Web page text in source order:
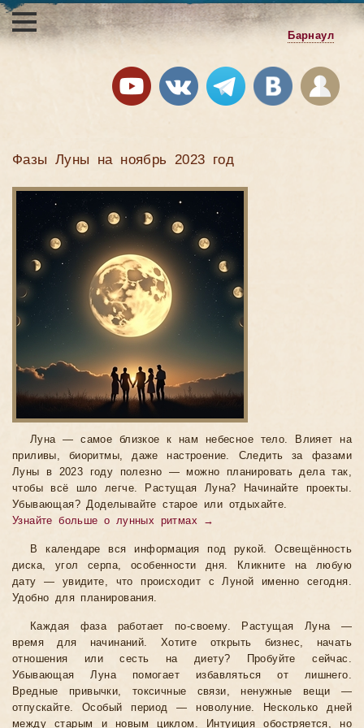
Барнаул
Фазы Луны на ноябрь 2023 год
Луна — самое близкое к нам небесное тело. Влияет на
приливы, биоритмы, даже настроение. Следить за фазами
Луны в 2023 году полезно — можно планировать дела так,
чтобы всё шло легче. Растущая Луна? Начинайте проекты.
Убывающая? Доделывайте старое или отдыхайте.
Узнайте больше о лунных ритмах →
В календаре вся информация под рукой. Освещённость
диска, угол серпа, особенности дня. Кликните на любую
дату — увидите, что происходит с Луной именно сегодня.
Удобно для планирования.
Каждая фаза работает по-своему. Растущая Луна —
время для начинаний. Хотите открыть бизнес, начать
отношения или сесть на диету? Пробуйте сейчас.
Убывающая Луна помогает избавляться от лишнего.
Вредные привычки, токсичные связи, ненужные вещи —
отпускайте. Особый период — новолуние. Несколько дней
между старым и новым циклом. Интуиция обостряется, но